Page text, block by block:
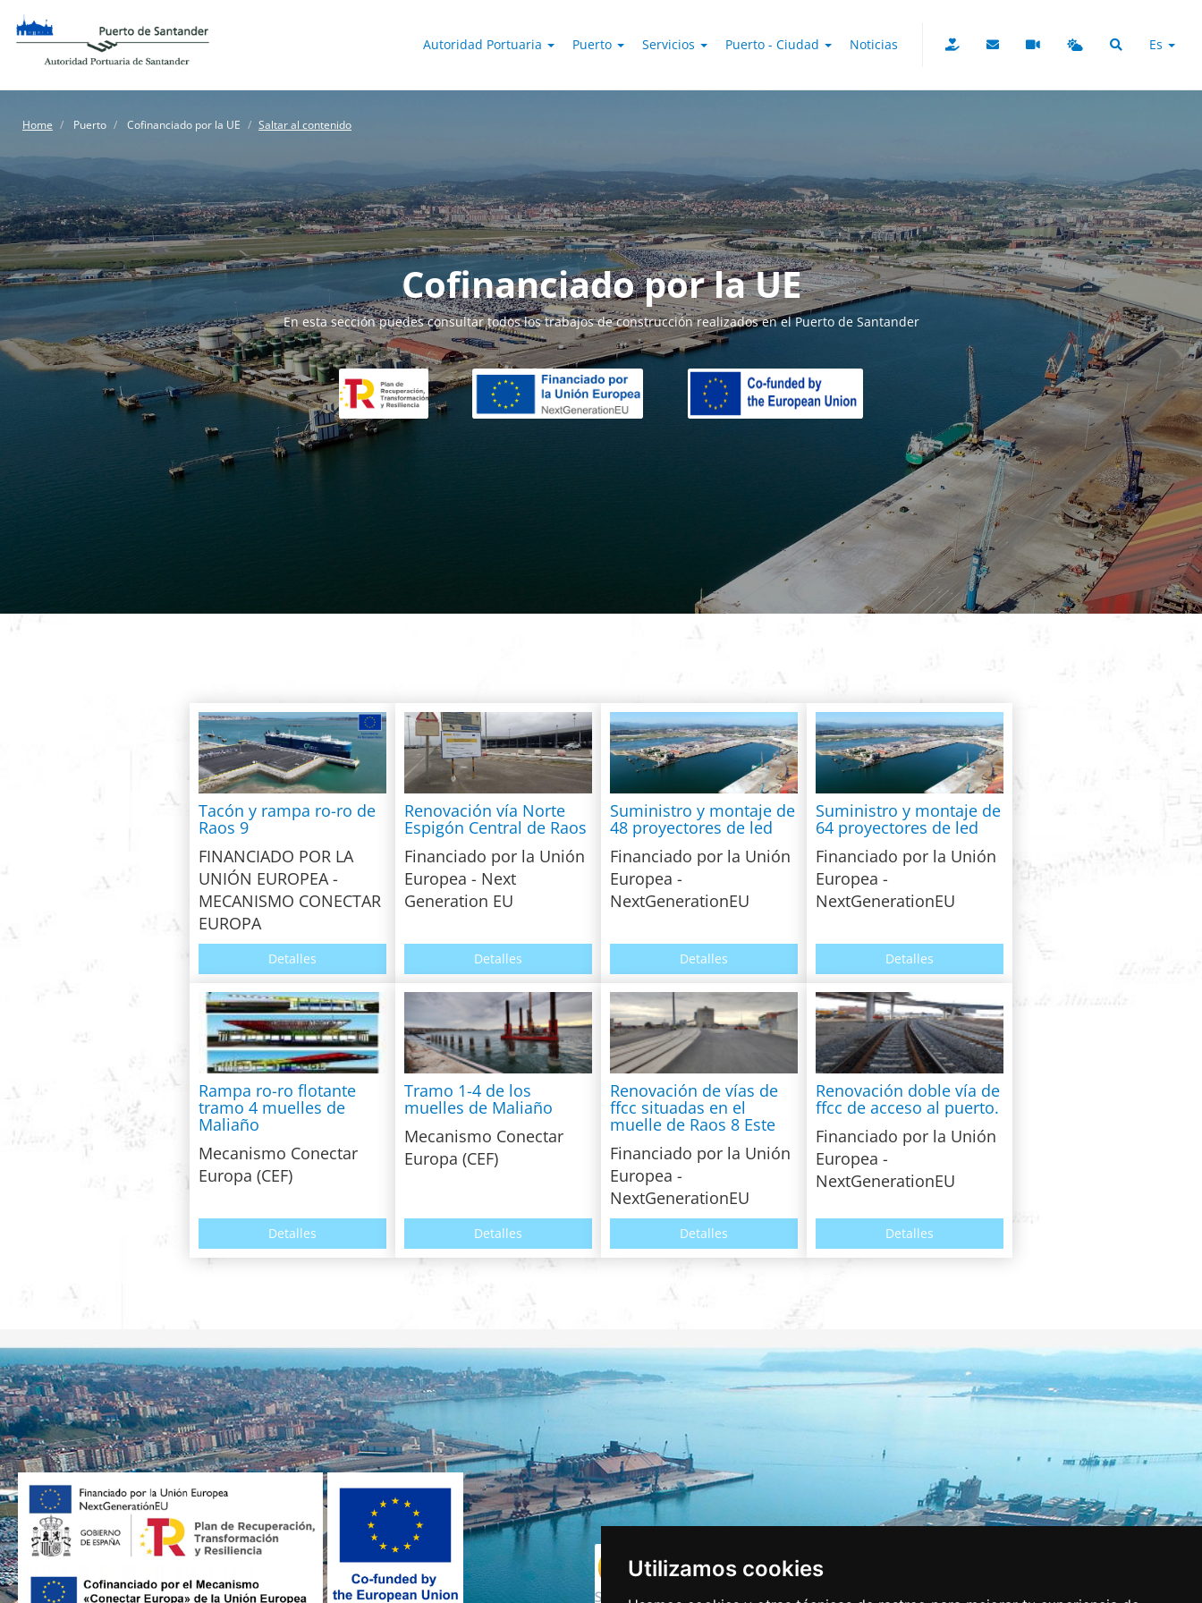
Utilizamos cookies
Es
Autoridad Portuaria Puerto Servicios Puerto - Ciudad Noticias
Home Puerto Cofinanciado por la UE Saltar al contenido
Cofinanciado por la UE
En esta sección puedes consultar todos los trabajos de construcción realizados en el Puerto de Santander
Tacón y rampa ro-ro de
Raos 9
FINANCIADO POR LA
UNIÓN EUROPEA -
MECANISMO CONECTAR
EUROPA
Detalles
Renovación vía Norte
Espigón Central de Raos
Financiado por la Unión
Europea - Next
Generation EU
Detalles
Suministro y montaje de
48 proyectores de led
Financiado por la Unión
Europea -
NextGenerationEU
Detalles
Suministro y montaje de
64 proyectores de led
Financiado por la Unión
Europea -
NextGenerationEU
Detalles
Rampa ro-ro flotante
tramo 4 muelles de
Maliaño
Mecanismo Conectar
Europa (CEF)
Detalles
Tramo 1-4 de los
muelles de Maliaño
Mecanismo Conectar
Europa (CEF)
Detalles
Renovación de vías de
ffcc situadas en el
muelle de Raos 8 Este
Financiado por la Unión
Europea -
NextGenerationEU
Detalles
Renovación doble vía de
ffcc de acceso al puerto.
Financiado por la Unión
Europea -
NextGenerationEU
Detalles